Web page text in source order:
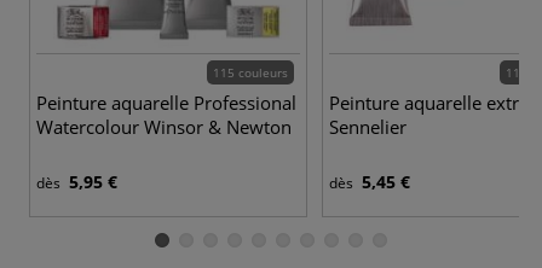
115 couleurs
Peinture aquarelle Professional
Watercolour Winsor & Newton
dès 5,95 €
110
Peinture aquarelle extra-
Sennelier
dès 5,45 €